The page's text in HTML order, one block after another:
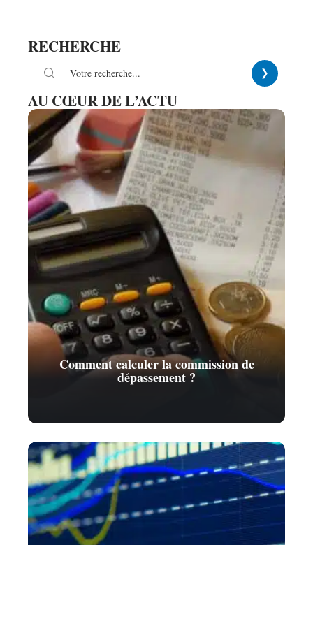
RECHERCHE
AU CŒUR DE L’ACTU
Comment calculer la commission de
dépassement ?